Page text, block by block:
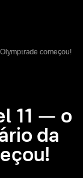
começou!
11 — o
da